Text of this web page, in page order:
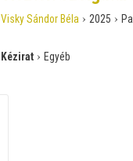
Visky Sándor Béla › 2025 ›
Kézirat › Egyéb